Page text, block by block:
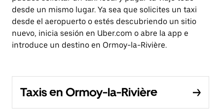
desde un mismo lugar. Ya sea que solicites un taxi
desde el aeropuerto o estés descubriendo un sitio
nuevo, inicia sesión en Uber.com o abre la app e
introduce un destino en Ormoy-la-Rivière.
Taxis en Ormoy-la-Rivière